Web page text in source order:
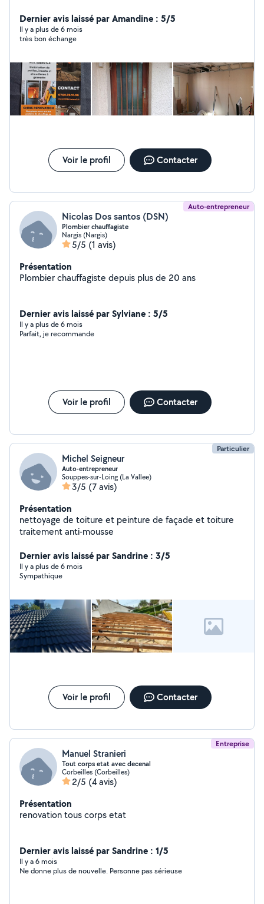
Dernier avis laissé par Amandine : 5/5
Il y a plus de 6 mois
très bon échange
Voir le profil Contacter
Auto-entrepreneur
Nicolas Dos santos (DSN)
Plombier chauffagiste
Nargis (Nargis)
5/5 (1 avis)
Présentation
Plombier chauffagiste depuis plus de 20 ans
Dernier avis laissé par Sylviane : 5/5
Il y a plus de 6 mois
Parfait, je recommande
Voir le profil Contacter
Particulier
Michel Seigneur
Auto-entrepreneur
Souppes-sur-Loing (La Vallee)
3/5 (7 avis)
Présentation
nettoyage de toiture et peinture de façade et toiture
traitement anti-mousse
Dernier avis laissé par Sandrine : 3/5
Il y a plus de 6 mois
Sympathique
Voir le profil Contacter
Entreprise
Manuel Stranieri
Tout corps etat avec decenal
Corbeilles (Corbeilles)
2/5 (4 avis)
Présentation
renovation tous corps etat
Dernier avis laissé par Sandrine : 1/5
Il y a 6 mois
Ne donne plus de nouvelle. Personne pas sérieuse